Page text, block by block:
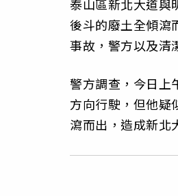
泰山區新北大道與
後斗的廢土全傾瀉
事故，警方以及清
警方調查，今日上
方向行駛，但他疑
瀉而出，造成新北